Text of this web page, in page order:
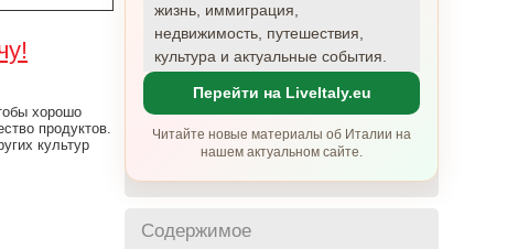
хорошо
продуктов.
культур
жизнь, иммиграция,
недвижимость, путешествия,
культура и актуальные события.
Перейти на LiveItaly.eu
Читайте новые материалы об Италии на
нашем актуальном сайте.
Содержимое